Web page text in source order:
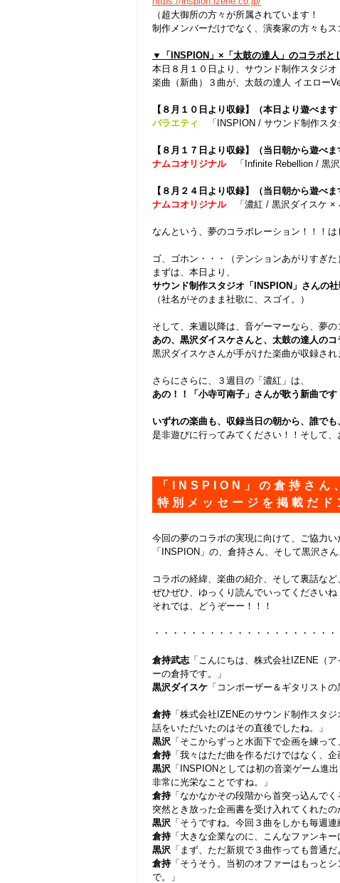
（超大御所の方々が所属されています！
制作メンバーだけでなく、演奏家の方々もス
▼「INSPION」×「太鼓の達人」のコラボと
本日８月１０日より、サウンド制作スタジ
楽曲（新曲）３曲が、太鼓の達人 イエロー
【８月１０日より収録】（本日より遊べます
バラエティ
「INSPION / サウンド制作スタ
【８月１７日より収録】（当日朝から遊べま
ナムコオリジナル「Infinite Rebellion / 黒沢
【８月２４日より収録】（当日朝から遊べま
ナムコオリジナル「濃紅 / 黒沢ダイスケ ×
なんという、夢のコラボレーション！！！は
ゴ、ゴホン・・・（テンションあがりすぎた
まずは、本日より、
サウンド制作スタジオ「INSPION」さんの社
（社名がそのまま社歌に、スゴイ。）
そして、来週以降は、音ゲーマーなら、夢の
あの、黒沢ダイスケさんと、太鼓の達人のコ
黒沢ダイスケさんが手がけた楽曲が収録され
さらにさらに、３週目の「濃紅」は、
あの！！「小寺可南子」さんが歌う新曲です
いずれの楽曲も、収録当日の朝から、誰でも
是非遊びに行ってみてください！！そして、
「INSPION」の倉持さん
特別メッセージを掲載だド
今回の夢のコラボの実現に向けて、ご協力い
「INSPION」の、倉持さん、そして黒沢さ
コラボの経緯、楽曲の紹介、そして裏話な
ぜひぜひ、ゆっくり読んでいってくださいね
それでは、どうぞーー！！！
・・・・・・・・・・・・・・・・・・・・
倉持武志 「こんにちは、株式会社IZENE
ーの倉持です。」
黒沢ダイスケ 「コンポーザー＆ギタリストの
倉持 「株式会社IZENEのサウンド制作スタ
話をいただいたのはその直後でしたね。」
黒沢 「そこからずっと水面下で企画を練っ
倉持 「我々はただ曲を作るだけではなく、
黒沢 「INSPIONとしては初の音楽ゲーム進
非常に光栄なことですね。」
倉持 「なかなかその段階から首突っ込んで
突然とき放った企画書を受け入れてくれたの
黒沢 「そうですね。今回３曲をしかも毎週
倉持 「大きな企業なのに、こんなファンキ
黒沢 「まず、ただ新規で３曲作っても普通
倉持 「そうそう。当初のオファーはもっと
で。」